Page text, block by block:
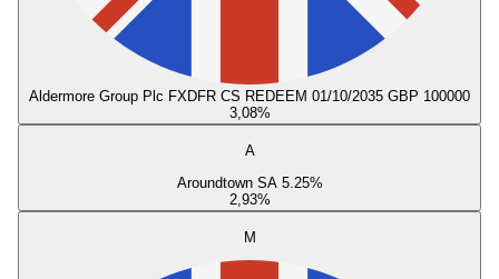
Aldermore Group Plc FXDFR CS REDEEM 01/10/2035 GBP 100000
3,08%
A
Aroundtown SA 5.25%
2,93%
M